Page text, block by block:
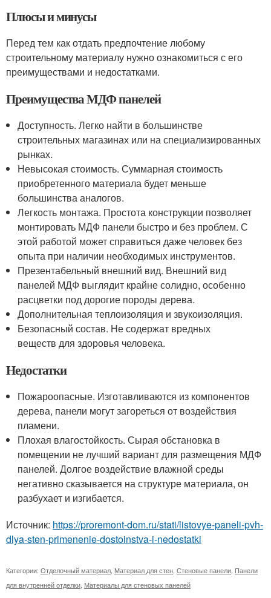
Плюсы и минусы
Перед тем как отдать предпочтение любому
строительному материалу нужно ознакомиться с его
преимуществами и недостатками.
Преимущества МДФ панелей
Доступность. Легко найти в большинстве
строительных магазинах или на специализированных
рынках.
Невысокая стоимость. Суммарная стоимость
приобретенного материала будет меньше
большинства аналогов.
Легкость монтажа. Простота конструкции позволяет
монтировать МДФ панели быстро и без проблем. С
этой работой может справиться даже человек без
опыта при наличии необходимых инструментов.
Презентабельный внешний вид. Внешний вид
панелей МДФ выглядит крайне солидно, особенно
расцветки под дорогие породы дерева.
Дополнительная теплоизоляция и звукоизоляция.
Безопасный состав. Не содержат вредных
веществ для здоровья человека.
Недостатки
Пожароопасные. Изготавливаются из компонентов
дерева, панели могут загореться от воздействия
пламени.
Плохая влагостойкость. Сырая обстановка в
помещении не лучший вариант для размещения МДФ
панелей. Долгое воздействие влажной среды
негативно сказывается на структуре материала, он
разбухает и изгибается.
Источник: https://proremont-dom.ru/stati/listovye-paneli-pvh-
dlya-sten-primenenie-dostoinstva-i-nedostatki
Категории: Отделочный материал Материал для стен Стеновые панели Панели
для внутренней отделки Материалы для стеновых панелей